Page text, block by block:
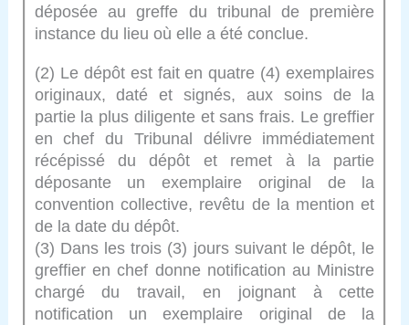
déposée au greffe du tribunal de première
instance du lieu où elle a été conclue.
(2) Le dépôt est fait en quatre (4) exemplaires
originaux, daté et signés, aux soins de la
partie la plus diligente et sans frais. Le greffier
en chef du Tribunal délivre immédiatement
récépissé du dépôt et remet à la partie
déposante un exemplaire original de la
convention collective, revêtu de la mention et
de la date du dépôt.
(3) Dans les trois (3) jours suivant le dépôt, le
greffier en chef donne notification au Ministre
chargé du travail, en joignant à cette
notification un exemplaire original de la